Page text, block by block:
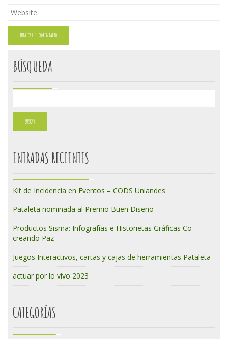
BÚSQUEDA
ENTRADAS RECIENTES
Kit de Incidencia en Eventos – CODS Uniandes
Pataleta nominada al Premio Buen Diseño
Productos Sisma: Infografías e Historietas Gráficas Co-
creando Paz
Juegos Interactivos, cartas y cajas de herramientas Pataleta
actuar por lo vivo 2023
CATEGORÍAS